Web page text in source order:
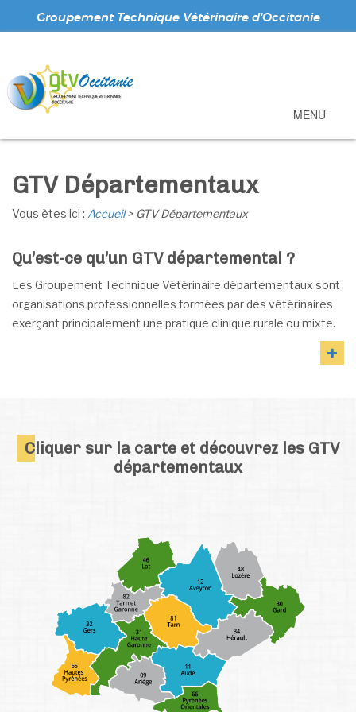
Groupement Technique Vétérinaire d'Occitanie
MENU
GTV Départementaux
Vous ètes ici : Accueil> GTV Départementaux
Qu’est-ce qu’un GTV départemental ?
Les Groupement Technique Vétérinaire départementaux sont
organisations professionnelles formées par des vétérinaires
exerçant principalement une pratique clinique rurale ou mixte.
Cliquer sur la carte et découvrez les GTV
départementaux